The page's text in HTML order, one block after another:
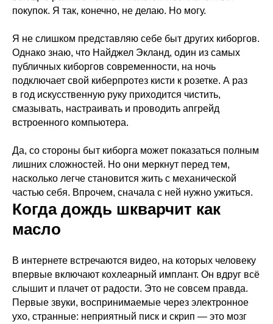
покупок. Я так, конечно, не делаю. Но могу.
Я не слишком представляю себе быт других киборгов.
Однако знаю, что Найджел Экланд, один из самых
публичных киборгов современности, на ночь
подключает свой киберпротез кисти к розетке. А раз
в год искусственную руку приходится чистить,
смазывать, настраивать и проводить апгрейд
встроенного компьютера.
Да, со стороны быт киборга может показаться полным
лишних сложностей. Но они меркнут перед тем,
насколько легче становится жить с механической
частью себя. Впрочем, сначала с ней нужно ужиться.
Когда дождь шкварчит как
масло
В интернете встречаются видео, на которых человеку
впервые включают кохлеарный имплант. Он вдруг всё
слышит и плачет от радости. Это не совсем правда.
Первые звуки, воспринимаемые через электронное
ухо, странные: неприятный писк и скрип — это мозг